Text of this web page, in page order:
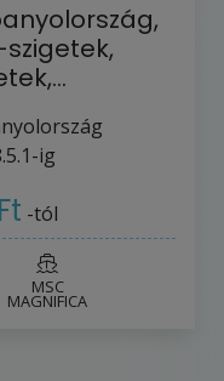
ig
-tól
MSC
MAGNIFICA